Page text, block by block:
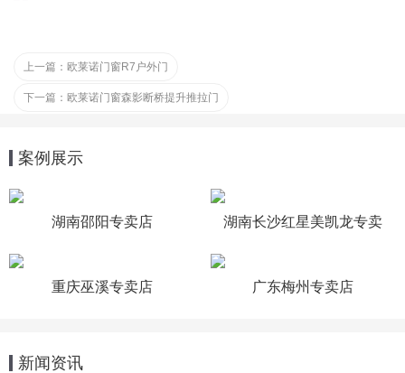
上一篇： 欧莱诺门窗R7户外门
下一篇： 欧莱诺门窗森影断桥提升推拉门
案例展示
湖南邵阳专卖店 湖南长沙红星美凯龙专卖
重庆巫溪专卖店
广东梅州专卖店
新闻资讯